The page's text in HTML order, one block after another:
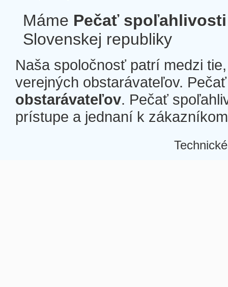
Máme Pečať spoľahlivosti
Slovenskej republiky
Naša spoločnosť patrí medzi
verejných obstarávateľov.
obstarávateľov. Pečať
prístupe a jednaní k